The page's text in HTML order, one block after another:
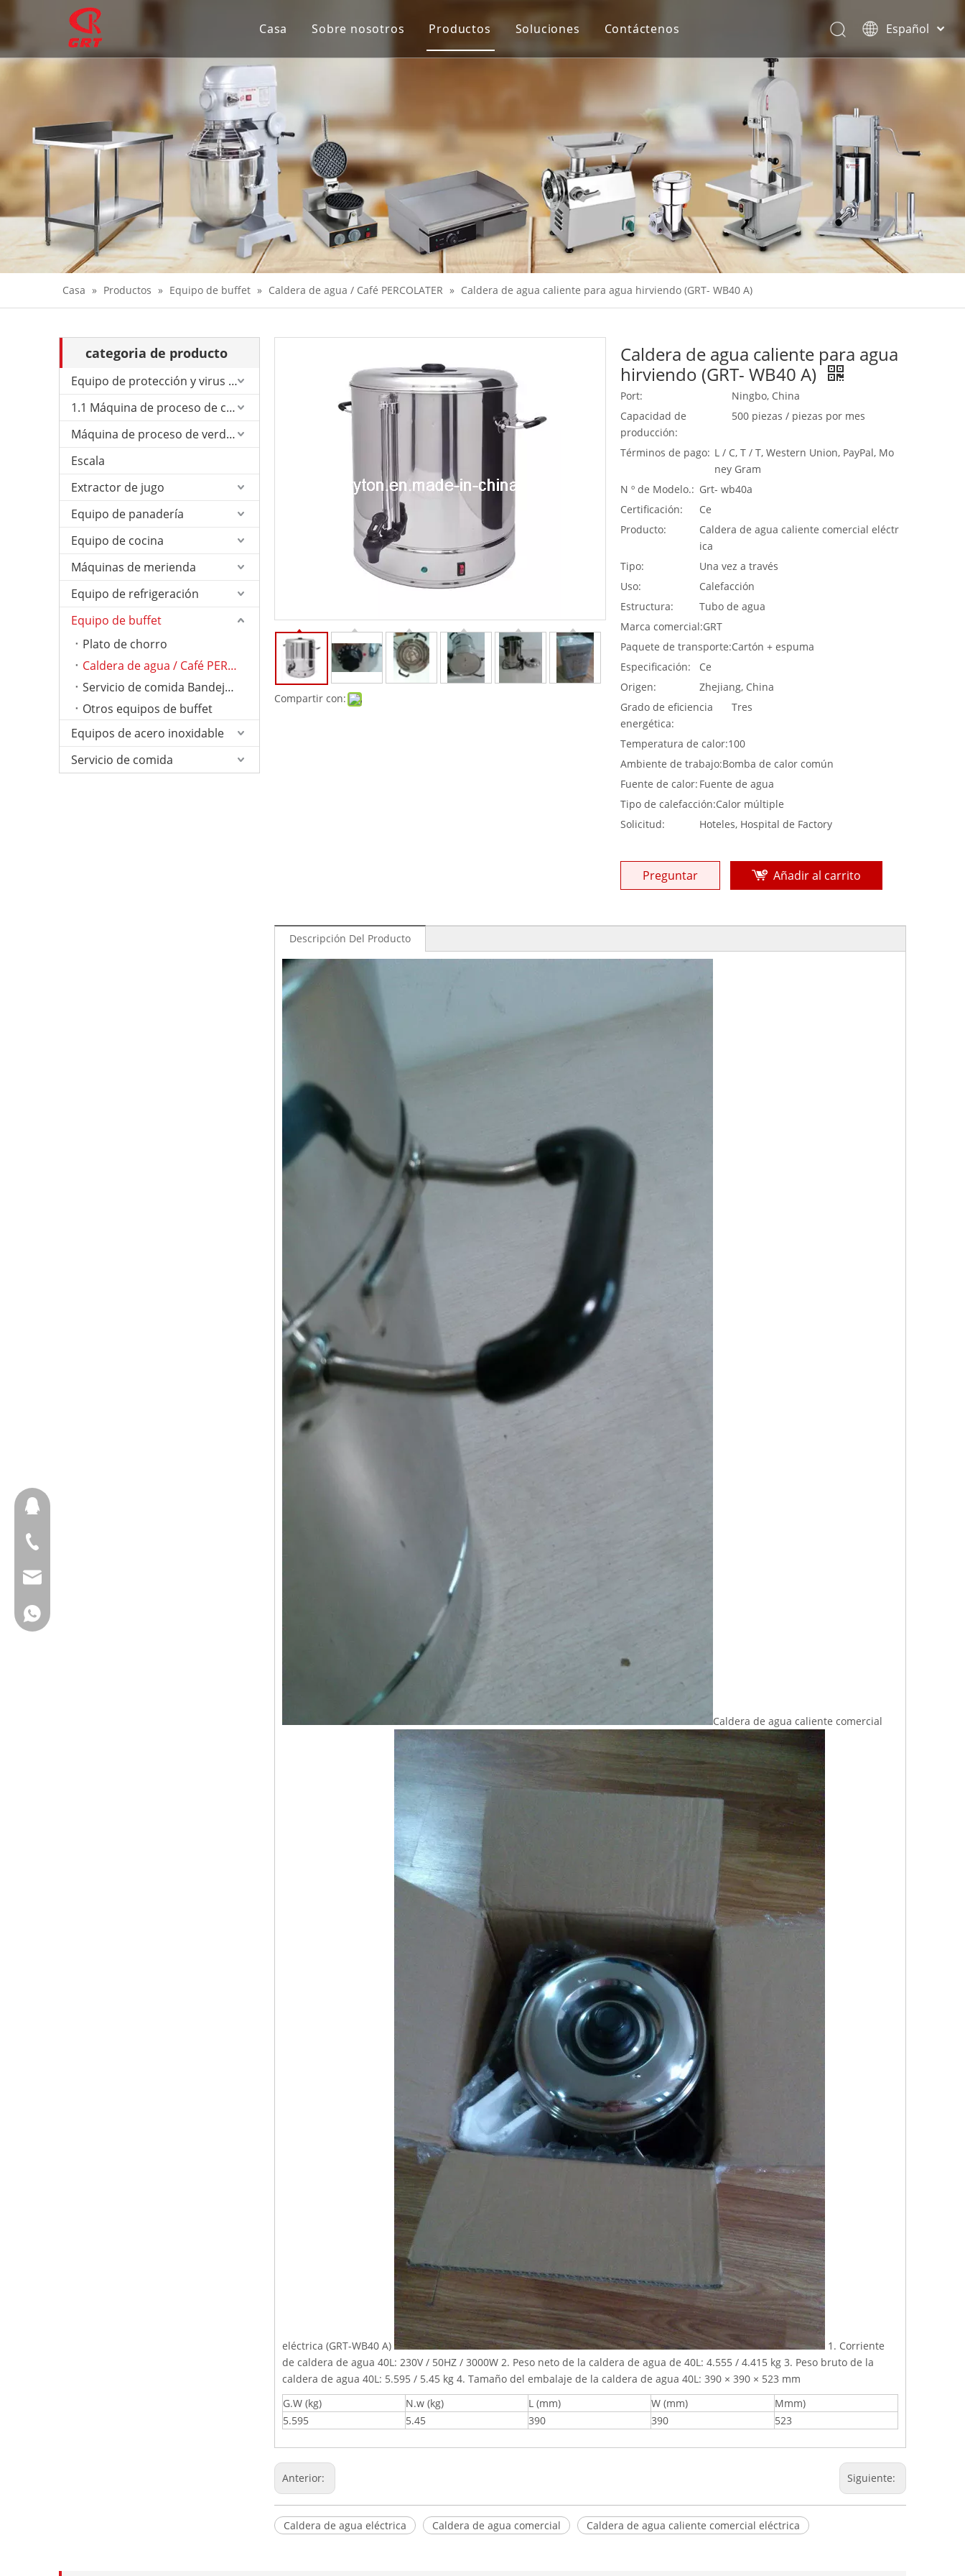
Casa Sobre nosotros Productos
Equipo de protección y virus de Corona.
Extractor de jugo
Equipo de panadería
Equipo de cocina
Máquinas de merienda
Equipos de acero inoxidable
Servicio de comida
Soluciones Contáctenos
Español
English
Casa » Productos » Equipo de buffet » Caldera de agua / Café PERCOLATER » Caldera de agua caliente para agua hirviendo (GRT- WB40 A)
categoria de producto
Equipo de protección y virus de Corona.
1.1 Máquina de proceso de carne
Máquina de proceso de verduras
Escala
Extractor de jugo
Equipo de panadería
Equipo de cocina
Máquinas de merienda
Equipo de refrigeración
Equipo de buffet
Plato de chorro
Caldera de agua / Café PERCOLATER
Servicio de comida Bandejas antideslizantes
Otros equipos de buffet
Equipos de acero inoxidable
Servicio de comida
Compartir con:
Caldera de agua caliente para agua
hirviendo (GRT- WB40 A)
Port:
Ningbo, China
Capacidad de
producción:
500 piezas / piezas por mes
Términos de pago: L / C, T / T, Western Union, PayPal, Mo
ney Gram
N º de Modelo.: Grt- wb40a
Certificación:
Ce
Producto:
Caldera de agua caliente comercial eléctr
ica
Tipo:
Una vez a través
Uso:
Calefacción
Estructura:
Tubo de agua
Marca comercial:GRT
Paquete de transporte:Cartón + espuma
Especificación:
Ce
Origen:
Zhejiang, China
Grado de eficiencia
energética:
Tres
Temperatura de calor:100
Ambiente de trabajo:Bomba de calor común
Fuente de calor: Fuente de agua
Tipo de calefacción:Calor múltiple
Solicitud:
Hoteles, Hospital de Factory
Preguntar Añadir al carrito
Descripción Del Producto
Caldera de agua caliente comercial
eléctrica (GRT-WB40 A)
1. Corriente
de caldera de agua 40L: 230V / 50HZ / 3000W 2. Peso neto de la caldera de agua de 40L: 4.555 / 4.415 kg 3. Peso bruto de la
caldera de agua 40L: 5.595 / 5.45 kg 4. Tamaño del embalaje de la caldera de agua 40L: 390 × 390 × 523 mm
G.W (kg)
N.w (kg) L (mm) W (mm)
Mmm)
5.595
5.45 390 390 523
Anterior: Siguiente:
Caldera de agua eléctrica Caldera de agua comercial Caldera de agua caliente comercial eléctrica